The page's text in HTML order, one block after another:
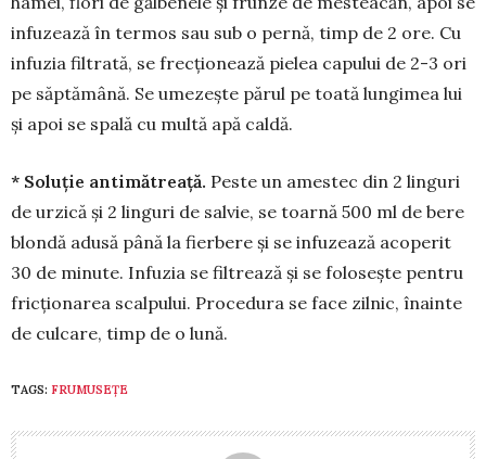
infu­zează în termos sau sub o pernă, timp de 2 ore. Cu
infuzia fil­trată, se frec­țio­nează pielea capului de 2-3 ori
pe săptă­mână. Se umezeşte părul pe toată lungimea lui
şi apoi se spală cu multă apă caldă.
* Soluţie antimătreaţă. Peste un ames­tec din 2 lin­guri
de urzică şi 2 lin­guri de salvie, se toarnă 500 ml de bere
blondă adusă până la fierbere şi se infu­zează acoperit
30 de minute. Infuzia se fil­trează şi se foloseşte pen­tru
fricţio­na­rea scalpului. Proce­dura se face zilnic, îna­inte
de culcare, timp de o lună.
TAGS: FRUMUSEȚE